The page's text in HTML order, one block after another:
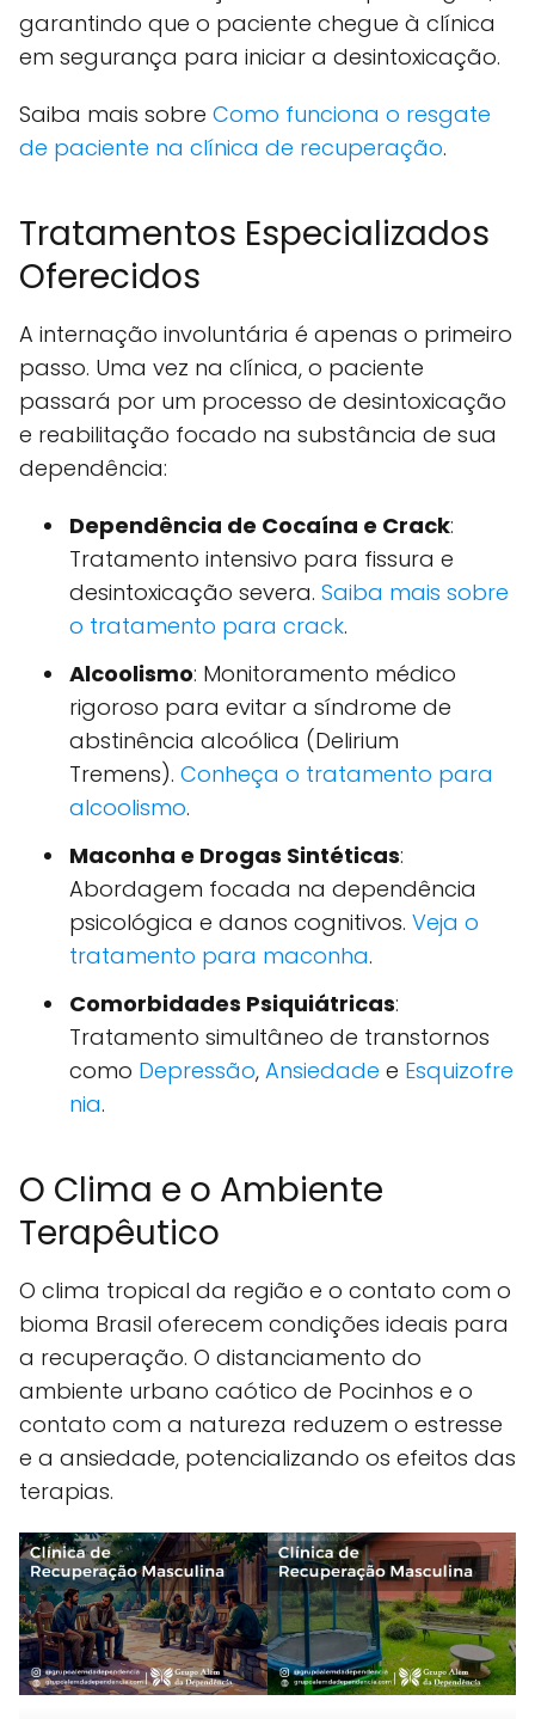
garantindo que o paciente chegue à clínica
em segurança para iniciar a desintoxicação.
Saiba mais sobre Como funciona o resgate
de paciente na clínica de recuperação.
Tratamentos Especializados
Oferecidos
A internação involuntária é apenas o primeiro
passo. Uma vez na clínica, o paciente
passará por um processo de desintoxicação
e reabilitação focado na substância de sua
dependência:
Dependência de Cocaína e Crack:
Tratamento intensivo para fissura e
desintoxicação severa. Saiba mais sobre
o tratamento para crack.
Alcoolismo: Monitoramento médico
rigoroso para evitar a síndrome de
abstinência alcoólica (Delirium
Tremens). Conheça o tratamento para
alcoolismo.
Maconha e Drogas Sintéticas:
Abordagem focada na dependência
psicológica e danos cognitivos. Veja o
tratamento para maconha.
Comorbidades Psiquiátricas:
Tratamento simultâneo de transtornos
como Depressão, Ansiedade e Esquizofre
nia.
O Clima e o Ambiente
Terapêutico
O clima tropical da região e o contato com o
bioma Brasil oferecem condições ideais para
a recuperação. O distanciamento do
ambiente urbano caótico de Pocinhos e o
contato com a natureza reduzem o estresse
e a ansiedade, potencializando os efeitos das
terapias.